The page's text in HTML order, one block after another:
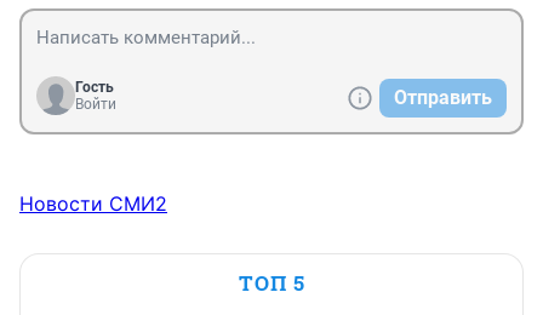
Гость
Войти
Отправить
Новости СМИ2
ТОП 5